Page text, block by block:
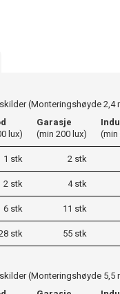
(Monteringshøyde 2,4
lux)
Garasje
(min 200 lux)
(min
1 stk 2 stk
2 stk 4 stk
6 stk 11 stk
stk 55 stk
(Monteringshøyde 5,5